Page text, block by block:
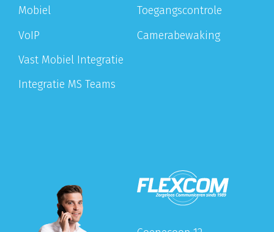
Mobiel
VoIP
Vast Mobiel Integratie
Integratie MS Teams
Toegangscontrole
Camerabewaking